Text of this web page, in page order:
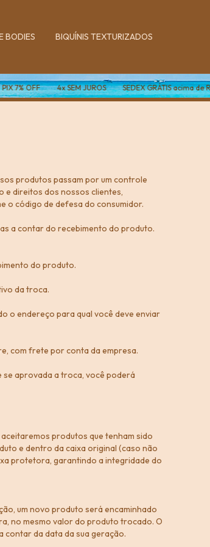
BODIES BIQUÍNIS TEXTURIZADOS
4x SEM JUROS SEDEX GRÁTIS acima de R$ 390,00
produtos passam por um controle
e direitos dos nossos clientes,
o código de defesa do consumidor.
a contar do recebimento do produto.
do produto.
da troca.
o endereço para qual você deve enviar
com frete por conta da empresa.
aprovada a troca, você poderá
produtos que tenham sido
e dentro da caixa original (caso não
protetora, garantindo a integridade do
um novo produto será encaminhado
no mesmo valor do produto trocado. O
contar da data da sua geração.